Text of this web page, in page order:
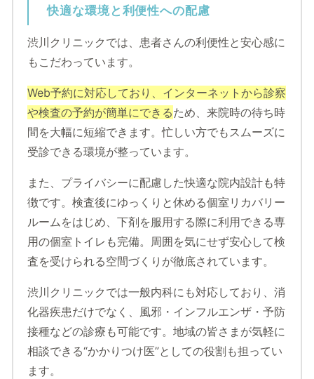
快適な環境と利便性への配慮
渋川クリニックでは、患者さんの利便性と安心感に
もこだわっています。
Web予約に対応しており、インターネットから診察
や検査の予約が簡単にできるため、来院時の待ち時
間を大幅に短縮できます。忙しい方でもスムーズに
受診できる環境が整っています。
また、プライバシーに配慮した快適な院内設計も特
徴です。検査後にゆっくりと休める個室リカバリー
ルームをはじめ、下剤を服用する際に利用できる専
用の個室トイレも完備。周囲を気にせず安心して検
査を受けられる空間づくりが徹底されています。
渋川クリニックでは一般内科にも対応しており、消
化器疾患だけでなく、風邪・インフルエンザ・予防
接種などの診療も可能です。地域の皆さまが気軽に
相談できる“かかりつけ医”としての役割も担ってい
ます。